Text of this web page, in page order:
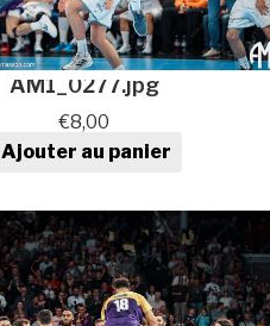
AM1_0277.jpg
€8,00
quantité de Photo de sport au
Ajouter au panier